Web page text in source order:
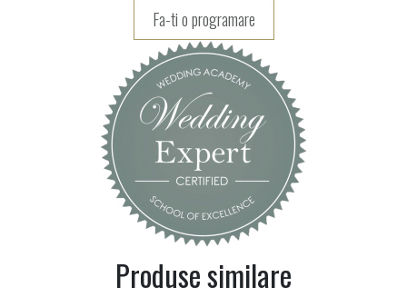
Fa-ti o programare
Produse similare